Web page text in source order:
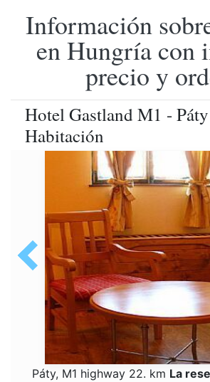
Información
en Hungría con
precio y
Hotel Gastland M1 -
Habitación
Páty, M1 highway 22. km La